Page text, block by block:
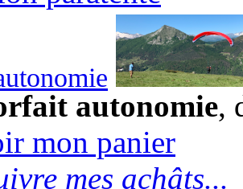
autonomie,
mon panier
mes achâts...